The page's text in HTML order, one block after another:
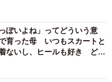
ぽいよね」ってどういう意
育った母 いつもスカートと
ないし、ヒールも好き どの